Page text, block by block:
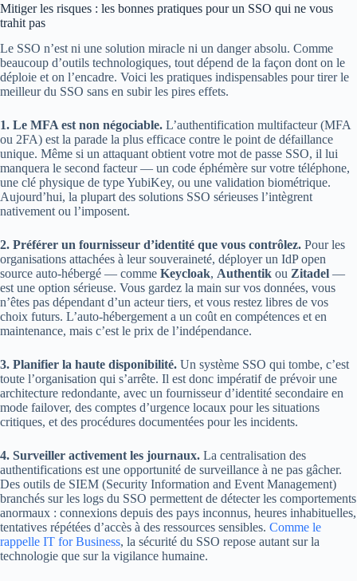
Mitiger les risques : les bonnes pratiques pour un SSO qui ne vous
trahit pas
Le SSO n’est ni une solution miracle ni un danger absolu. Comme
beaucoup d’outils technologiques, tout dépend de la façon dont on le
déploie et on l’encadre. Voici les pratiques indispensables pour tirer le
meilleur du SSO sans en subir les pires effets.
1. Le MFA est non négociable. L’authentification multifacteur (MFA
ou 2FA) est la parade la plus efficace contre le point de défaillance
unique. Même si un attaquant obtient votre mot de passe SSO, il lui
manquera le second facteur — un code éphémère sur votre téléphone,
une clé physique de type YubiKey, ou une validation biométrique.
Aujourd’hui, la plupart des solutions SSO sérieuses l’intègrent
nativement ou l’imposent.
2. Préférer un fournisseur d’identité que vous contrôlez. Pour les
organisations attachées à leur souveraineté, déployer un IdP open
source auto-hébergé — comme Keycloak, Authentik ou Zitadel —
est une option sérieuse. Vous gardez la main sur vos données, vous
n’êtes pas dépendant d’un acteur tiers, et vous restez libres de vos
choix futurs. L’auto-hébergement a un coût en compétences et en
maintenance, mais c’est le prix de l’indépendance.
3. Planifier la haute disponibilité. Un système SSO qui tombe, c’est
toute l’organisation qui s’arrête. Il est donc impératif de prévoir une
architecture redondante, avec un fournisseur d’identité secondaire en
mode failover, des comptes d’urgence locaux pour les situations
critiques, et des procédures documentées pour les incidents.
4. Surveiller activement les journaux. La centralisation des
authentifications est une opportunité de surveillance à ne pas gâcher.
Des outils de SIEM (Security Information and Event Management)
branchés sur les logs du SSO permettent de détecter les comportements
anormaux : connexions depuis des pays inconnus, heures inhabituelles,
tentatives répétées d’accès à des ressources sensibles. Comme le
rappelle IT for Business, la sécurité du SSO repose autant sur la
technologie que sur la vigilance humaine.